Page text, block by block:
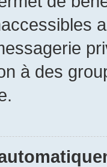
à des